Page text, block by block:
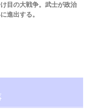
目の大戦争。武士が政治
進出する。